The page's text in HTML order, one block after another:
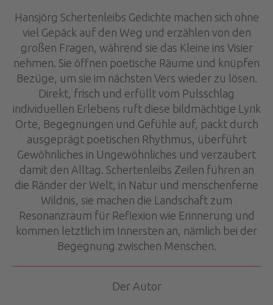
Hansjörg Schertenleibs Gedichte machen sich ohne
viel Gepäck auf den Weg und erzählen von den
großen Fragen, während sie das Kleine ins Visier
nehmen. Sie öffnen poetische Räume und knüpfen
Bezüge, um sie im nächsten Vers wieder zu lösen.
Direkt, frisch und erfüllt vom Pulsschlag
individuellen Erlebens ruft diese bildmächtige Lyrik
Orte, Begegnungen und Gefühle auf, packt durch
ausgeprägt poetischen Rhythmus, überführt
Gewöhnliches in Ungewöhnliches und verzaubert
damit den Alltag. Schertenleibs Zeilen führen an
die Ränder der Welt, in Natur und menschenferne
Wildnis, sie machen die Landschaft zum
Resonanzraum für Reflexion wie Erinnerung und
kommen letztlich im Innersten an, nämlich bei der
Begegnung zwischen Menschen.
Der Autor